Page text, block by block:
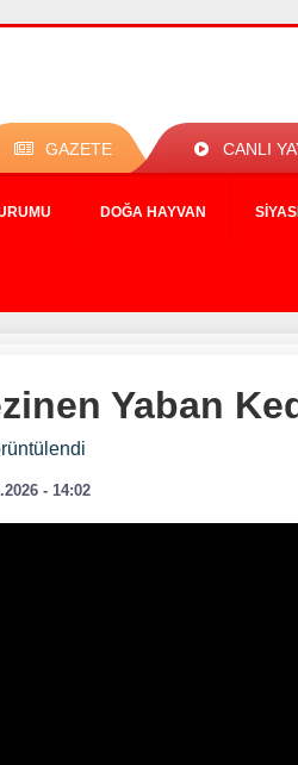
GAZETE CANLI
DOĞA HAYVAN
Yaban
- 14:02